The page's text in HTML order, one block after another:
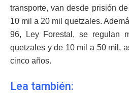
transporte, van desde prisión
10 mil a 20 mil quetzales.
96, Ley Forestal, se regulan
quetzales y de 10 mil a 50 mil,
cinco años.
Lea también: